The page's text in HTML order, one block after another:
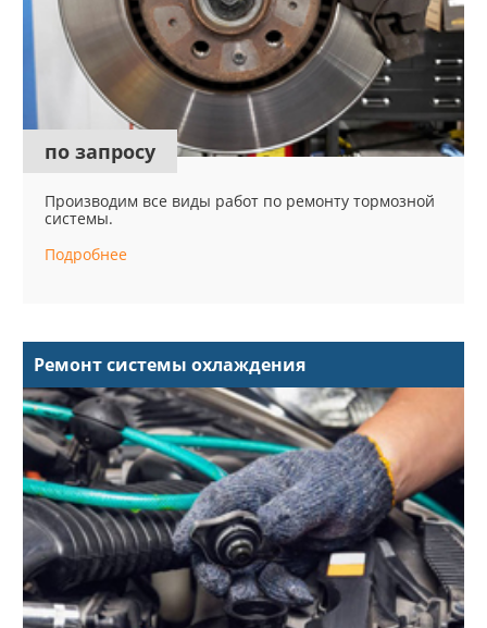
по запросу
Производим все виды работ по ремонту тормозной
системы.
Подробнее
Ремонт системы охлаждения